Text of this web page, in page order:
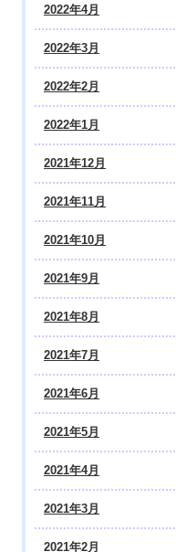
2022年4月
2022年3月
2022年2月
2022年1月
2021年12月
2021年11月
2021年10月
2021年9月
2021年8月
2021年7月
2021年6月
2021年5月
2021年4月
2021年3月
2021年2月